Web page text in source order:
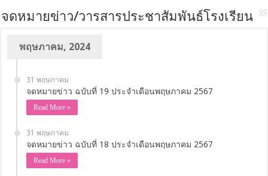
จดหมายข่าว/วารสารประชาสัมพันธ์โรงเรียน
พฤษภาคม, 2024
31 พฤษภาคม
จดหมายข่าว ฉบับที่ 19 ประจำเดือนพฤษภาคม 2567
Read More »
31 พฤษภาคม
จดหมายข่าว ฉบับที่ 18 ประจำเดือนพฤษภาคม 2567
Read More »